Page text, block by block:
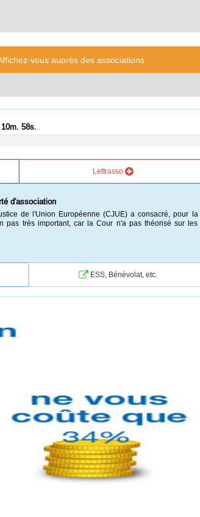
vous auprès des associations
57s.
Lettrasso
stagiaire ?
des stagiaires avec dans l'ensemble des relations plutôt
lorsqu'il y a problème, c'est le montant de la
ESS, Bénévolat, etc.